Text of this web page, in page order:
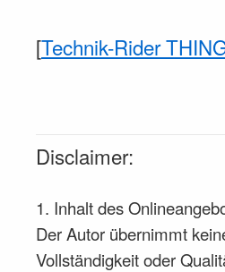
[Technik-Rider
Disclaimer:
1. Inhalt des
Der Autor übernimmt
Vollständigkeit oder